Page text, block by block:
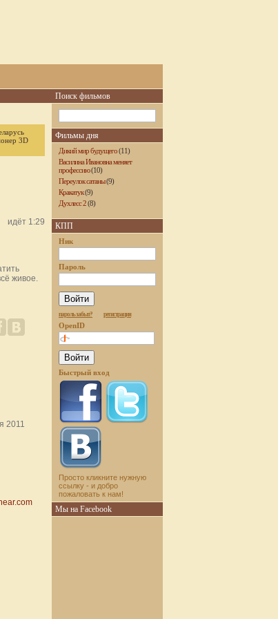
3D
идёт 1:29
живое.
2011
Поиск фильмов
Фильмы дня
Дикий мир будущего(11)
Василина Ивановна меняет
профессию(10)
Переулок сатаны(9)
Кракатук(9)
Духлесс 2(8)
КПП
Ник
Пароль
пароль забыт? регистрация
OpenID
Быстрый вход
Просто кликните нужную
ссылку - и добро
пожаловать к нам!
Мы на Facebook